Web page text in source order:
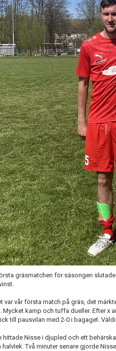
gräsmatchen för säsongen
var vår första match på gräs, det
Mycket kamp och tuffa dueller. Efter x
till pausvilan med 2-0 i bagaget.
hittade Nisse i djupled och ett
Två minuter senare gjorde